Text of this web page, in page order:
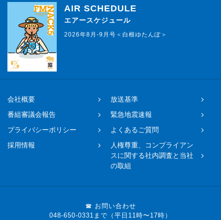
AIR SCHEDULE
エアースケジュール
2026年8月-9月号＜白根ゆたんぽ＞
会社概要
放送基準
番組審議会報告
緊急地震速報
プライバシーポリシー
よくあるご質問
採用情報
人権尊重、コンプライアン
スに関する社内調査と当社
の取組
☎ お問い合わせ
048-650-0331まで（平日11時〜17時）